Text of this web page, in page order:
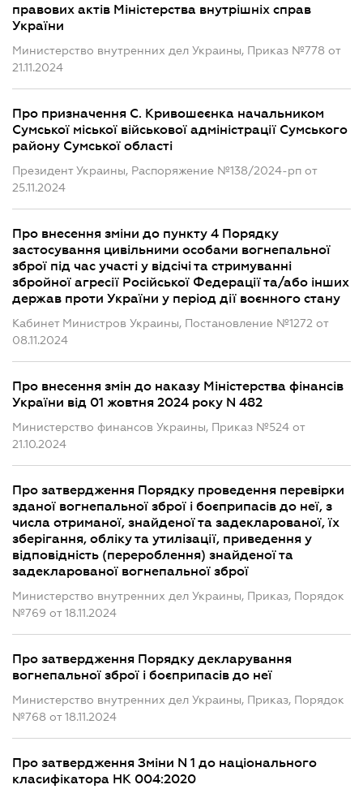
правових актів Міністерства внутрішніх справ
України
Министерство внутренних дел Украины, Приказ №778 от
21.11.2024
Про призначення С. Кривошеєнка начальником
Сумської міської військової адміністрації Сумського
району Сумської області
Президент Украины, Распоряжение №138/2024-рп от
25.11.2024
Про внесення зміни до пункту 4 Порядку
застосування цивільними особами вогнепальної
зброї під час участі у відсічі та стримуванні
збройної агресії Російської Федерації та/або інших
держав проти України у період дії воєнного стану
Кабинет Министров Украины, Постановление №1272 от
08.11.2024
Про внесення змін до наказу Міністерства фінансів
України від 01 жовтня 2024 року N 482
Министерство финансов Украины, Приказ №524 от
21.10.2024
Про затвердження Порядку проведення перевірки
зданої вогнепальної зброї і боєприпасів до неї, з
числа отриманої, знайденої та задекларованої, їх
зберігання, обліку та утилізації, приведення у
відповідність (перероблення) знайденої та
задекларованої вогнепальної зброї
Министерство внутренних дел Украины, Приказ, Порядок
№769 от 18.11.2024
Про затвердження Порядку декларування
вогнепальної зброї і боєприпасів до неї
Министерство внутренних дел Украины, Приказ, Порядок
№768 от 18.11.2024
Про затвердження Зміни N 1 до національного
класифікатора НК 004:2020